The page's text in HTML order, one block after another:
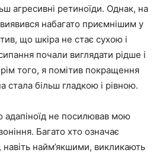
агресивні ретиноїди. Однак, на
набагато приємнішим у
що шкіра не стає сухою і
почали виглядати рідше і
того, я помітив покращення
стала більш гладкою і рівною.
не посилював мою
Багато хто означає
найм’якшими, викликають